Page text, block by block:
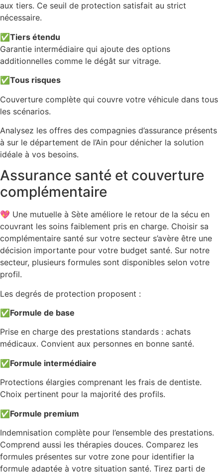
aux tiers. Ce seuil de protection satisfait au strict
nécessaire.
✅Tiers étendu
Garantie intermédiaire qui ajoute des options
additionnelles comme le dégât sur vitrage.
✅Tous risques
Couverture complète qui couvre votre véhicule dans tous
les scénarios.
Analysez les offres des compagnies d’assurance présents
à sur le département de l’Ain pour dénicher la solution
idéale à vos besoins.
Assurance santé et couverture
complémentaire
💖 Une mutuelle à Sète améliore le retour de la sécu en
couvrant les soins faiblement pris en charge. Choisir sa
complémentaire santé sur votre secteur s’avère être une
décision importante pour votre budget santé. Sur notre
secteur, plusieurs formules sont disponibles selon votre
profil.
Les degrés de protection proposent :
✅ Formule de base
Prise en charge des prestations standards : achats
médicaux. Convient aux personnes en bonne santé.
✅Formule intermédiaire
Protections élargies comprenant les frais de dentiste.
Choix pertinent pour la majorité des profils.
✅Formule premium
Indemnisation complète pour l’ensemble des prestations.
Comprend aussi les thérapies douces. Comparez les
formules présentes sur votre zone pour identifier la
formule adaptée à votre situation santé. Tirez parti de